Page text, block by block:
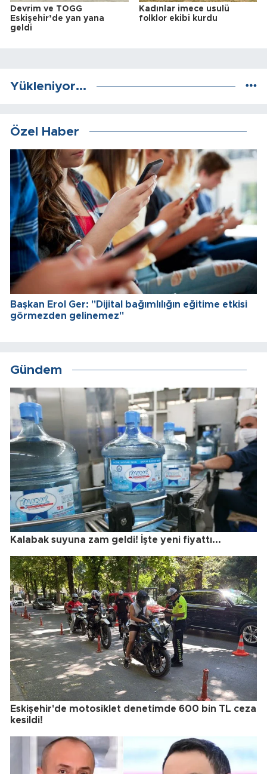
Devrim ve TOGG
Eskişehir’de yan yana
geldi
Kadınlar imece usulü
folklor ekibi kurdu
Yükleniyor...
Özel Haber
Başkan Erol Ger: "Dijital bağımlılığın eğitime etkisi
görmezden gelinemez"
Gündem
Kalabak suyuna zam geldi! İşte yeni fiyattı...
Eskişehir'de motosiklet denetimde 600 bin TL ceza
kesildi!